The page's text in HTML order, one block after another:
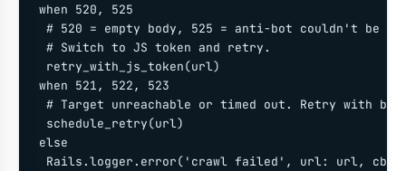
when 520, 525
# 520 = empty body, 525 = anti-bot couldn't be
# Switch to JS token and retry.
retry_with_js_token(url)
when 521, 522, 523
# Target unreachable or timed out. Retry with
schedule_retry(url)
else
Rails.logger.error('crawl failed', url: url,